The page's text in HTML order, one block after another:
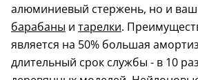
алюминиевый стержень, но и
барабаны и тарелки.
является на 50% большая
длительный срок службы - в 10